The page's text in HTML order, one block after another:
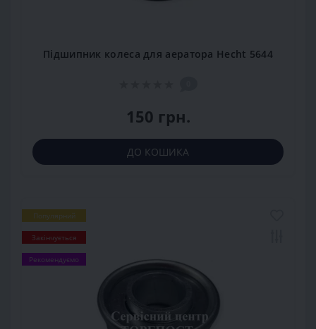
Підшипник колеса для аератора Hecht 5644
150 грн.
ДО КОШИКА
Популярний
Закінчується
Рекомендуємо